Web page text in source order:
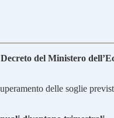
Decreto del Ministero
delle soglie